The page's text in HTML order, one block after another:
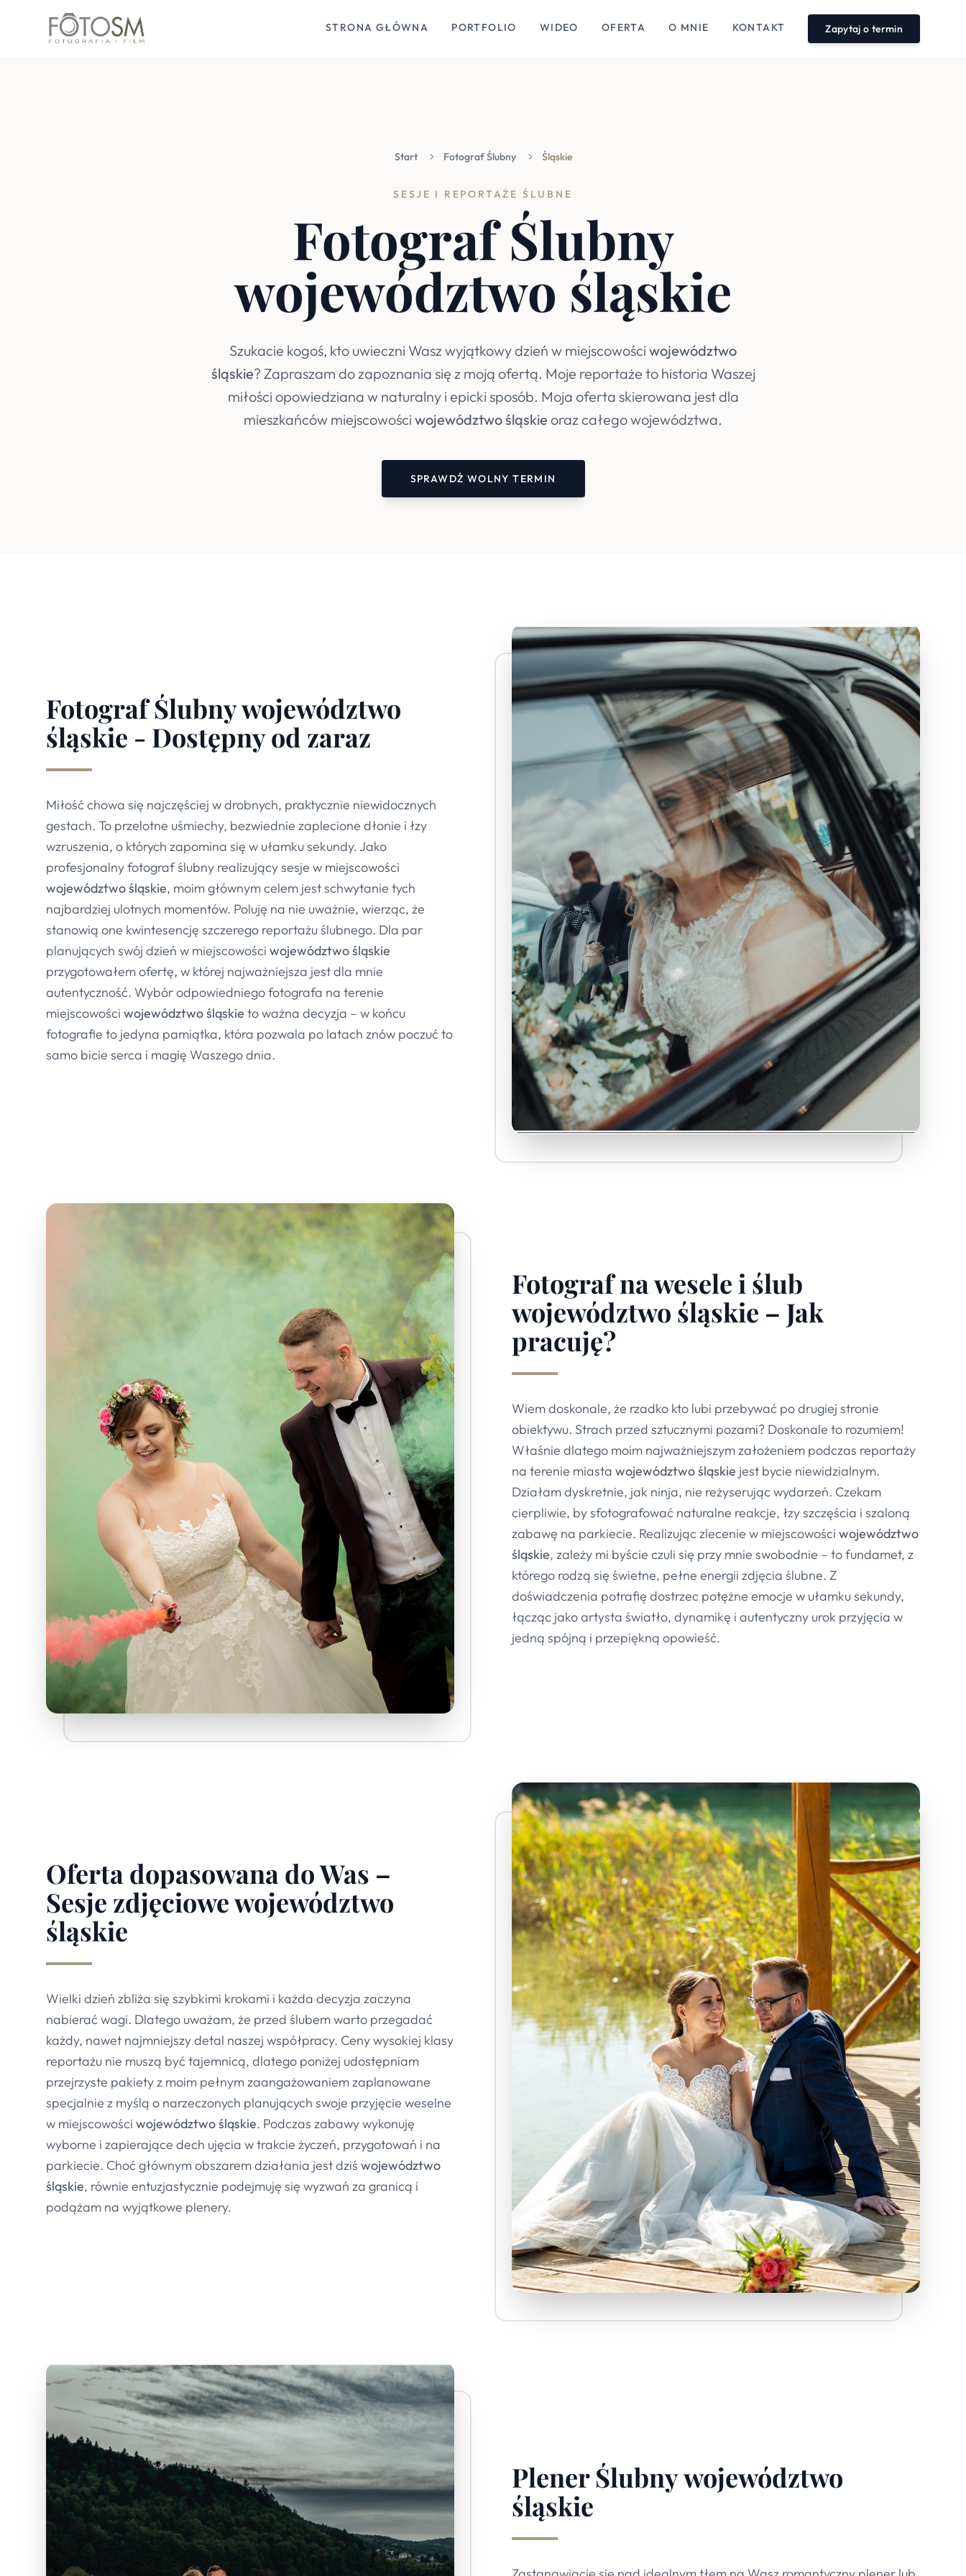
STRONA GŁÓWNA PORTFOLIO WIDEO OFERTA O MNIE KONTAKT Zapytaj o termin
Start Fotograf Ślubny Śląskie
SESJE I REPORTAŻE ŚLUBNE
Fotograf Ślubny
województwo śląskie
Szukacie kogoś, kto uwieczni Wasz wyjątkowy dzień w miejscowości województwo
śląskie? Zapraszam do zapoznania się z moją ofertą. Moje reportaże to historia Waszej
miłości opowiedziana w naturalny i epicki sposób. Moja oferta skierowana jest dla
mieszkańców miejscowości województwo śląskie oraz całego województwa.
SPRAWDŹ WOLNY TERMIN
Fotograf Ślubny województwo
śląskie - Dostępny od zaraz
Miłość chowa się najczęściej w drobnych, praktycznie niewidocznych
gestach. To przelotne uśmiechy, bezwiednie zaplecione dłonie i łzy
wzruszenia, o których zapomina się w ułamku sekundy. Jako
profesjonalny fotograf ślubny realizujący sesje w miejscowości
województwo śląskie, moim głównym celem jest schwytanie tych
najbardziej ulotnych momentów. Poluję na nie uważnie, wierząc, że
stanowią one kwintesencję szczerego reportażu ślubnego. Dla par
planujących swój dzień w miejscowości województwo śląskie
przygotowałem ofertę, w której najważniejsza jest dla mnie
autentyczność. Wybór odpowiedniego fotografa na terenie
miejscowości województwo śląskie to ważna decyzja – w końcu
fotografie to jedyna pamiątka, która pozwala po latach znów poczuć to
samo bicie serca i magię Waszego dnia.
Fotograf na wesele i ślub
województwo śląskie – Jak
pracuję?
Wiem doskonale, że rzadko kto lubi przebywać po drugiej stronie
obiektywu. Strach przed sztucznymi pozami? Doskonale to rozumiem!
Właśnie dlatego moim najważniejszym założeniem podczas reportaży
na terenie miasta województwo śląskie jest bycie niewidzialnym.
Działam dyskretnie, jak ninja, nie reżyserując wydarzeń. Czekam
cierpliwie, by sfotografować naturalne reakcje, łzy szczęścia i szaloną
zabawę na parkiecie. Realizując zlecenie w miejscowości województwo
śląskie, zależy mi byście czuli się przy mnie swobodnie – to fundamet, z
którego rodzą się świetne, pełne energii zdjęcia ślubne. Z
doświadczenia potrafię dostrzec potężne emocje w ułamku sekundy,
łącząc jako artysta światło, dynamikę i autentyczny urok przyjęcia w
jedną spójną i przepiękną opowieść.
Oferta dopasowana do Was –
Sesje zdjęciowe województwo
śląskie
Wielki dzień zbliża się szybkimi krokami i każda decyzja zaczyna
nabierać wagi. Dlatego uważam, że przed ślubem warto przegadać
każdy, nawet najmniejszy detal naszej współpracy. Ceny wysokiej klasy
reportażu nie muszą być tajemnicą, dlatego poniżej udostępniam
przejrzyste pakiety z moim pełnym zaangażowaniem zaplanowane
specjalnie z myślą o narzeczonych planujących swoje przyjęcie weselne
w miejscowości województwo śląskie. Podczas zabawy wykonuję
wyborne i zapierające dech ujęcia w trakcie życzeń, przygotowań i na
parkiecie. Choć głównym obszarem działania jest dziś województwo
śląskie, równie entuzjastycznie podejmuję się wyzwań za granicą i
podążam na wyjątkowe plenery.
Plener Ślubnywojewództwo
śląskie